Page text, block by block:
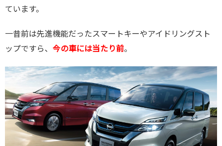
ています。
一昔前は先進機能だったスマートキーやアイドリングスト
ップですら、 今の車には当たり前。